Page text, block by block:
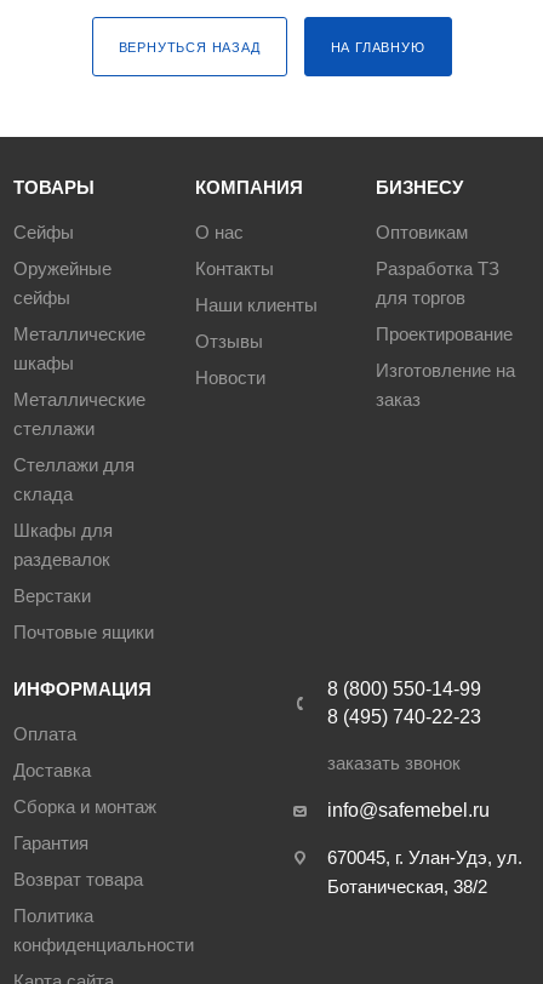
ВЕРНУТЬСЯ НАЗАД НА ГЛАВНУЮ
ТОВАРЫ
Сейфы
Оружейные
сейфы
Металлические
шкафы
Металлические
стеллажи
Стеллажи для
склада
Шкафы для
раздевалок
Верстаки
Почтовые ящики
КОМПАНИЯ
О нас
Контакты
Наши клиенты
Отзывы
Новости
БИЗНЕСУ
Оптовикам
Разработка ТЗ
для торгов
Проектирование
Изготовление на
заказ
ИНФОРМАЦИЯ
Оплата
Доставка
Сборка и монтаж
Гарантия
Возврат товара
Политика
конфиденциальности
8 (800) 550-14-99
8 (495) 740-22-23
заказать звонок
info@safemebel.ru
670045, г. Улан-Удэ, ул.
Ботаническая, 38/2